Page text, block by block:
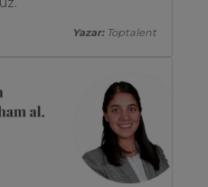
Yazar:Toptalent